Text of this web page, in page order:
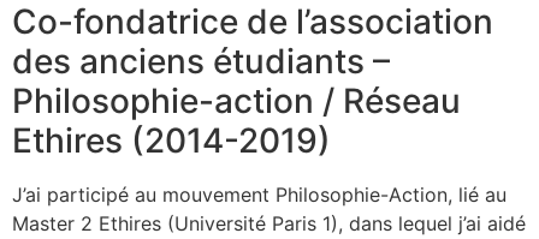
Co-fondatrice de l’association
des anciens étudiants –
Philosophie-action / Réseau
Ethires (2014-2019)
J’ai participé au mouvement Philosophie-Action, lié au
Master 2 Ethires (Université Paris 1), dans lequel j’ai aidé